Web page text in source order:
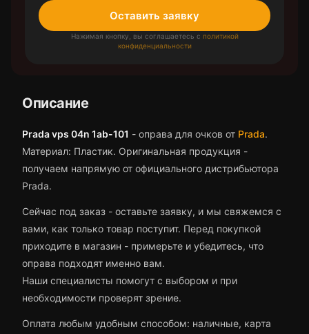
Оставить заявку
Нажимая кнопку, вы соглашаетесь с политикой
конфиденциальности
Описание
Prada vps 04n 1ab-101 - оправа для очков от Prada.
Материал: Пластик. Оригинальная продукция -
получаем напрямую от официального дистрибьютора
Prada.
Сейчас под заказ - оставьте заявку, и мы свяжемся с
вами, как только товар поступит. Перед покупкой
приходите в магазин - примерьте и убедитесь, что
оправа подходят именно вам.
Наши специалисты помогут с выбором и при
необходимости проверят зрение.
Оплата любым удобным способом: наличные, карта